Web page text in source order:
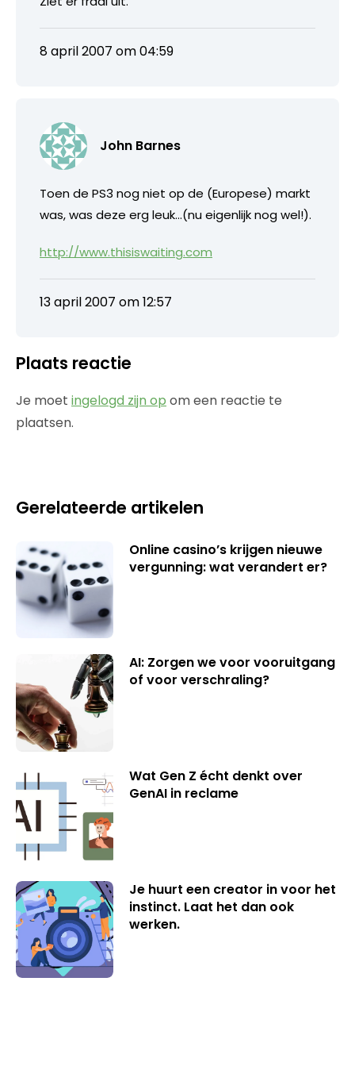
8 april 2007 om 04:59
John Barnes
Toen de PS3 nog niet op de (Europese) markt
was, was deze erg leuk…(nu eigenlijk nog wel!).
http://www.thisiswaiting.com
13 april 2007 om 12:57
Plaats reactie
Je moet ingelogd zijn op om een reactie te
plaatsen.
Gerelateerde artikelen
Online casino’s krijgen nieuwe
vergunning: wat verandert er?
AI: Zorgen we voor vooruitgang
of voor verschraling?
Wat Gen Z écht denkt over
GenAI in reclame
Je huurt een creator in voor het
instinct. Laat het dan ook
werken.